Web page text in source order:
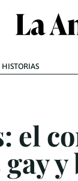
HISTORIAS
el
y